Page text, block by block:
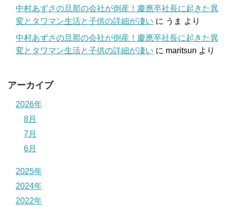
中村あずさの旦那の会社が倒産！慶應卒社長に起きた異
変とタワマン生活と子供の詳細が凄い に うま より
中村あずさの旦那の会社が倒産！慶應卒社長に起きた異
変とタワマン生活と子供の詳細が凄い に maritsun より
アーカイブ
2026年
8月
7月
6月
2025年
2024年
2022年